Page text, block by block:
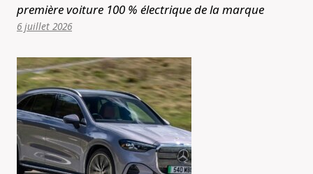
première voiture 100 % électrique de la marque
6 juillet 2026